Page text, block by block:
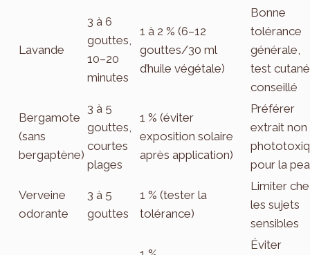
Lavande
3 à 6
gouttes,
10–20
minutes
1 à 2 % (6–12
gouttes/30 ml
d’huile végétale)
Bonne
tolérance
générale,
test cutané
conseillé
Bergamote
(sans
bergaptène)
3 à 5
gouttes,
courtes
plages
1 % (éviter
exposition solaire
après application)
Préférer
extrait non
pour la
Verveine
odorante
3 à 5
gouttes
1 % (tester la
tolérance)
Limiter
les sujets
sensibles
Éviter